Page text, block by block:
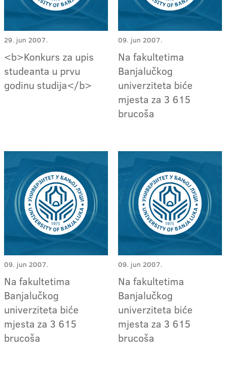
29. jun 2007.
<b>Konkurs za upis
studeanta u prvu
godinu studija</b>
09. jun 2007.
Na fakultetima
Banjalučkog
univerziteta biće
mjesta za 3 615
brucoša
09. jun 2007.
Na fakultetima
Banjalučkog
univerziteta biće
mjesta za 3 615
brucoša
09. jun 2007.
Na fakultetima
Banjalučkog
univerziteta biće
mjesta za 3 615
brucoša